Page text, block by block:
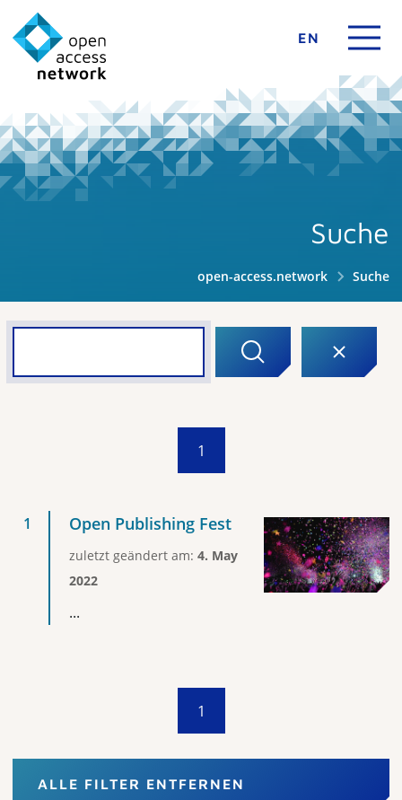
EN
Suche
open-access.network Suche
1
Open Publishing Fest
zuletzt geändert am: 4. May
2022
...
1
ALLE FILTER ENTFERNEN